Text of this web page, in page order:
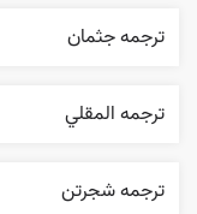
ترجمه جثمان
ترجمه المقلي
ترجمه شجرتن